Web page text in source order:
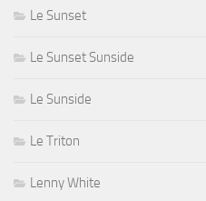
Le Sunset
Le Sunset Sunside
Le Sunside
Le Triton
Lenny White